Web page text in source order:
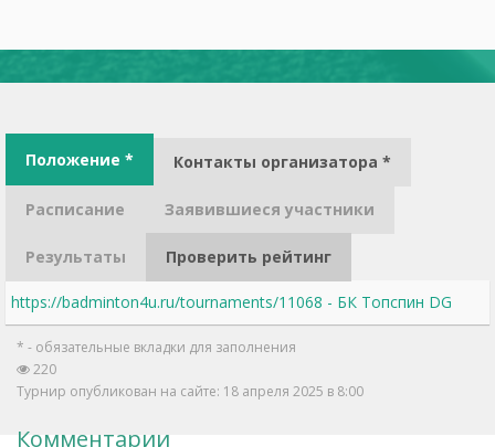
Положение * Контакты организатора *
Расписание Заявившиеся участники
Результаты Проверить рейтинг
https://badminton4u.ru/tournaments/11068 - БК Топспин DG
* - обязательные вкладки для заполнения
220
Турнир опубликован на сайте: 18 апреля 2025 в 8:00
Комментарии